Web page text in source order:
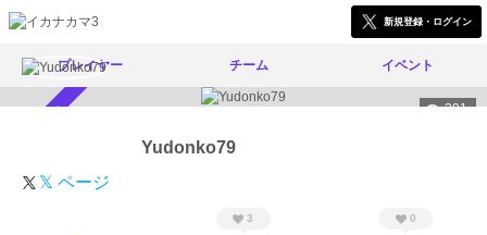
新規登録・ログイン
プレイヤー チーム イベント
391
Yudonko79
𝕏 ページ
3 0